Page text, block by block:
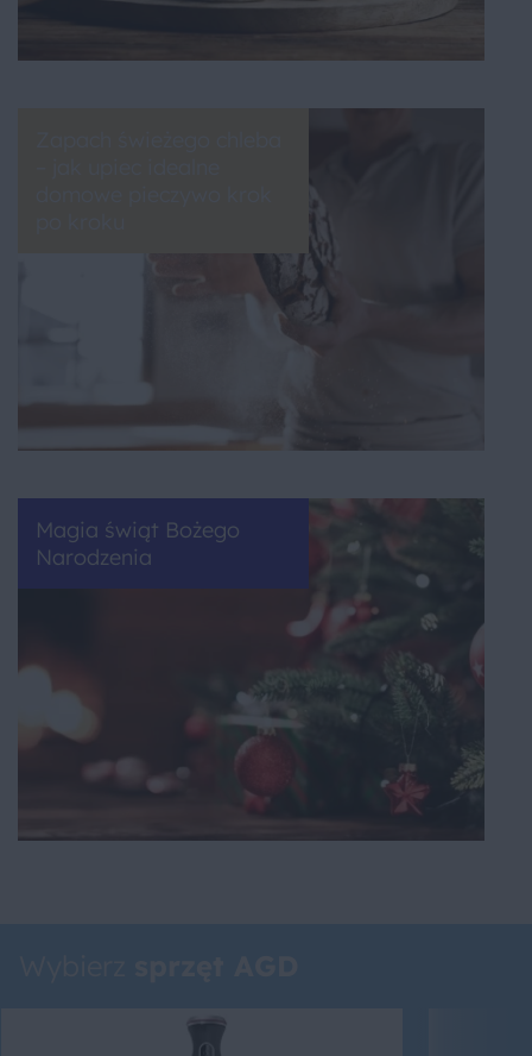
Magia świąt Bożego
Narodzenia